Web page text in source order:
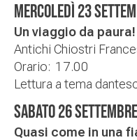
MERCOLEDÌ 23
Un viaggio da paura!
Antichi Chiostri
Orario: 17.00
Lettura a tema
SABATO 26 SETTEMBRE
Quasi come in una